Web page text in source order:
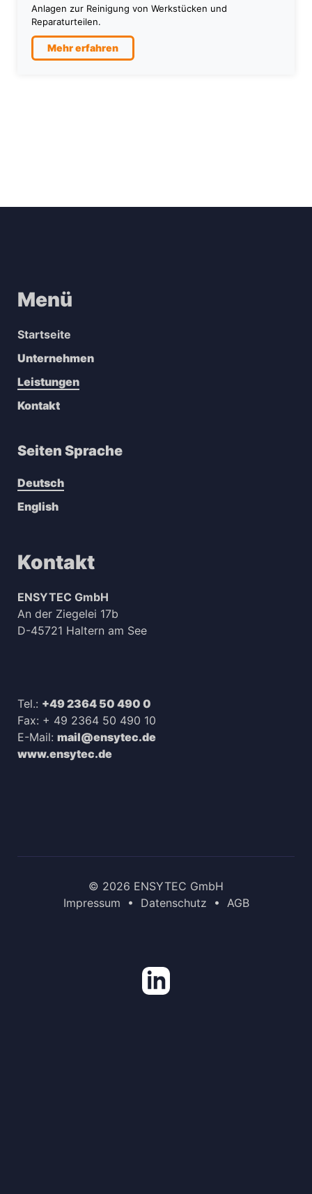
Anlagen zur Reinigung von Werkstücken und
Reparaturteilen.
Mehr erfahren
Menü
Startseite
Unternehmen
Leistungen
Kontakt
Seiten Sprache
Deutsch
English
Kontakt
ENSYTEC GmbH
An der Ziegelei 17b
D-45721 Haltern am See
Tel.: +49 2364 50 490 0
Fax: + 49 2364 50 490 10
E-Mail: mail@ensytec.de
www.ensytec.de
© 2026 ENSYTEC GmbH
Impressum • Datenschutz • AGB